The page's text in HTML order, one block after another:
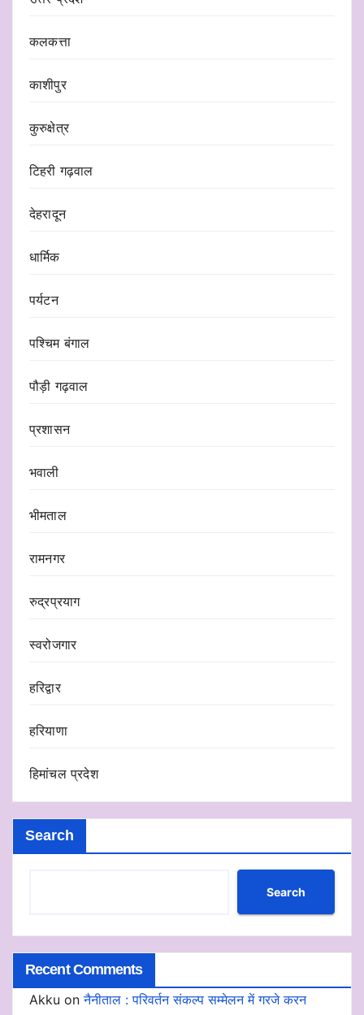
कलकत्ता
काशीपुर
कुरुक्षेत्र
टिहरी गढ़वाल
देहरादून
धार्मिक
पर्यटन
पश्चिम बंगाल
पौड़ी गढ़वाल
प्रशासन
भवाली
भीमताल
रामनगर
रुद्रप्रयाग
स्वरोजगार
हरिद्वार
हरियाणा
हिमांचल प्रदेश
Search
Search
Recent Comments
Akku onनैनीताल : परिवर्तन संकल्प सम्मेलन में गरजे करन